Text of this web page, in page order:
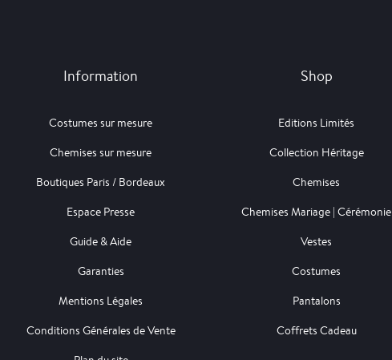
Information
Costumes sur mesure
Chemises sur mesure
Boutiques Paris / Bordeaux
Espace Presse
Guide & Aide
Garanties
Mentions Légales
Conditions Générales de Vente
Shop
Editions Limités
Collection Héritage
Chemises
Chemises Mariage | Cérémonie
Vestes
Costumes
Pantalons
Coffrets Cadeau